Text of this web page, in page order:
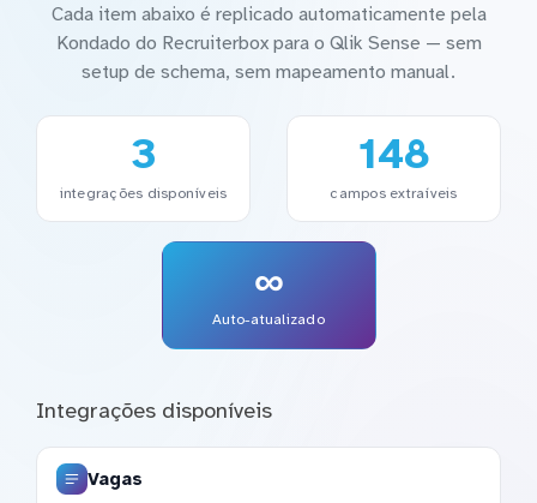
Cada item abaixo é replicado automaticamente pela
Kondado do Recruiterbox para o Qlik Sense — sem
setup de schema, sem mapeamento manual.
3
integrações disponíveis
148
campos extraíveis
∞
Auto-atualizado
Integrações disponíveis
Vagas